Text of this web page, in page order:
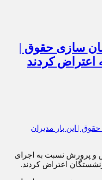
سازی حقوق |
اعتراض کردند
و پرورش نسبت به اجرای
اعتراض کردند.